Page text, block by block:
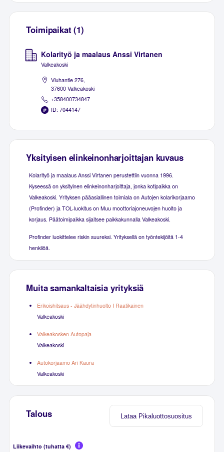
Toimipaikat (1)
Kolarityö ja maalaus Anssi Virtanen
Valkeakoski
Viuhantie 276,
37600 Valkeakoski
+358400734847
ID: 7044147
Yksityisen elinkeinonharjoittajan kuvaus
Kolarityö ja maalaus Anssi Virtanen perustettiin vuonna 1996.
Kyseessä on yksityinen elinkeinonharjoittaja, jonka kotipaikka on
Valkeakoski. Yrityksen pääasiallinen toimiala on Autojen kolarikorjaamo
(Profinder) ja TOL-luokitus on Muu moottoriajoneuvojen huolto ja
korjaus. Päätoimipaikka sijaitsee paikkakunnalla Valkeakoski.
Profinder luokittelee riskin suureksi. Yrityksellä on työntekijöitä 1-4
henkilöä.
Muita samankaltaisia yrityksiä
Erikoishitsaus - Jäähdytinhuolto I Raatikainen
Valkeakoski
Valkeakosken Autopaja
Valkeakoski
Autokorjaamo Ari Kaura
Valkeakoski
Lataa Pikaluottosuositus
Talous
Liikevaihto (tuhatta €)